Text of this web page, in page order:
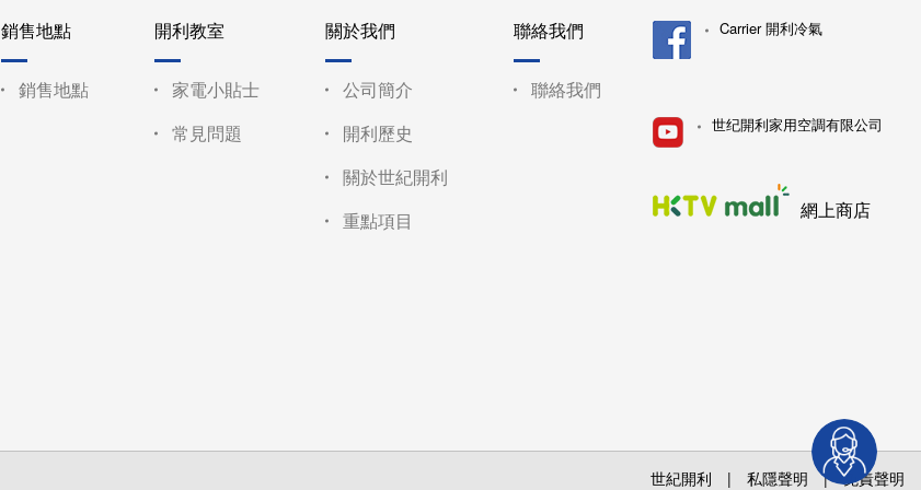
銷售地點
銷售地點
開利教室
家電小貼士
常見問題
關於我們
公司簡介
開利歷史
關於世紀開利
重點項目
聯絡我們
聯絡我們
Carrier 開利冷氣
世纪開利家用空調有限公司
網上商店
世紀開利 | 私隱聲明 | 免責聲明